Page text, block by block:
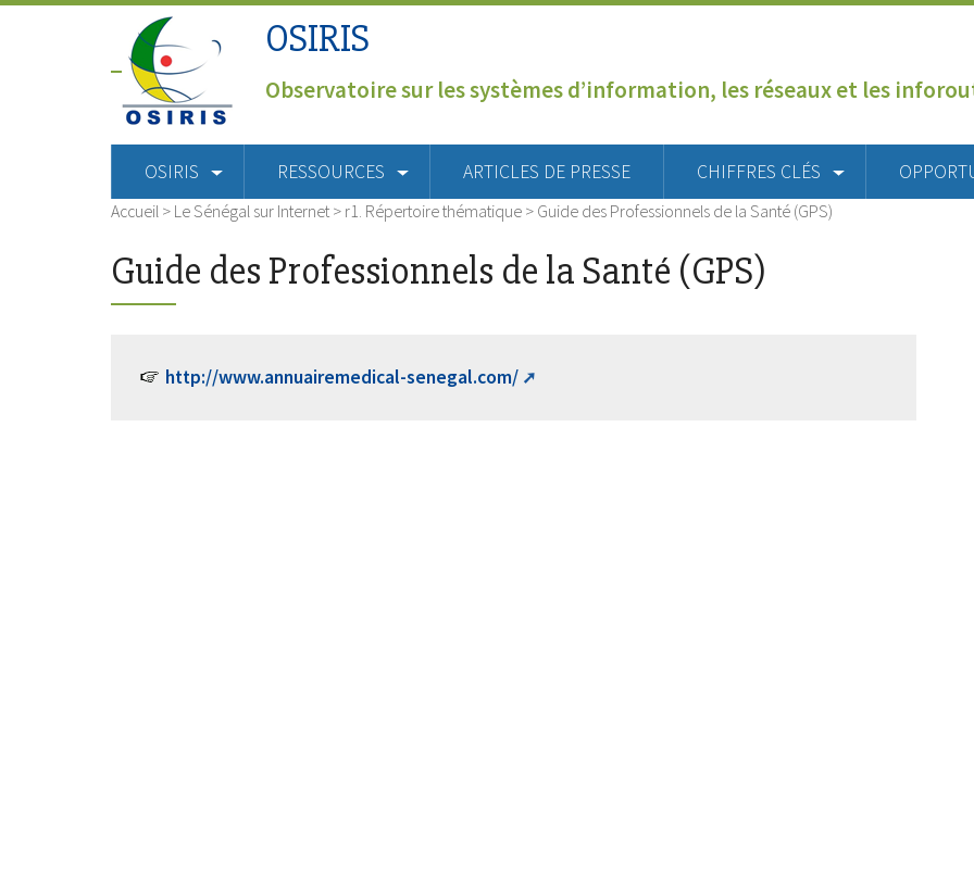
OSIRIS
Observatoire sur les systèmes d’information, les réseaux et les
OSIRIS RESSOURCES ARTICLES DE PRESSE CHIFFRES CLÉS
Accueil > Le Sénégal sur Internet > r1. Répertoire thématique > Guide des Professionnels de la Santé (GPS)
Guide des Professionnels de la Santé (GPS)
http://www.annuairemedical-senegal.com/